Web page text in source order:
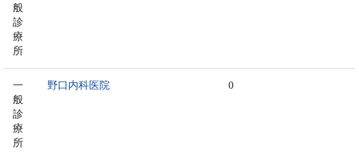
般
診
療
所
一
般
診
療
所
野口内科医院 0